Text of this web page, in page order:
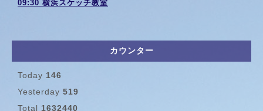
09:30 横浜スケッチ教室
カウンター
Today 146
Yesterday 519
Total 1632440